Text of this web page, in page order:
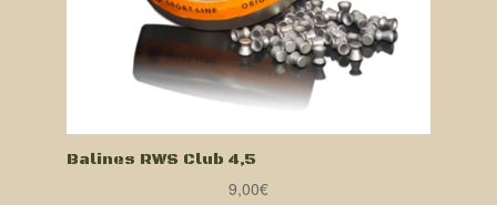
Balines RWS Club 4,5
9,00€